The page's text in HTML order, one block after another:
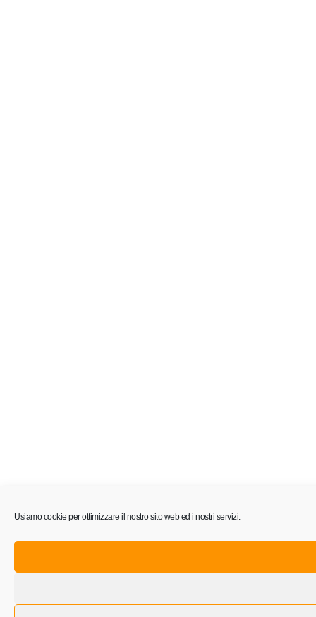
Usiamo cookie per ottimizzare il nostro sito web ed i nostri servizi.